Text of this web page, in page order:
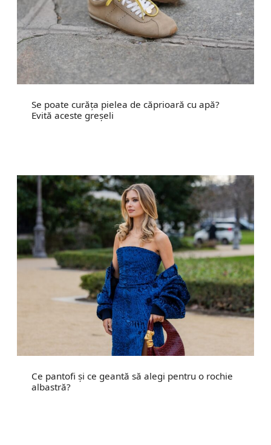
Se poate curăța pielea de căprioară cu apă?
Evită aceste greșeli
Ce pantofi și ce geantă să alegi pentru o rochie
albastră?